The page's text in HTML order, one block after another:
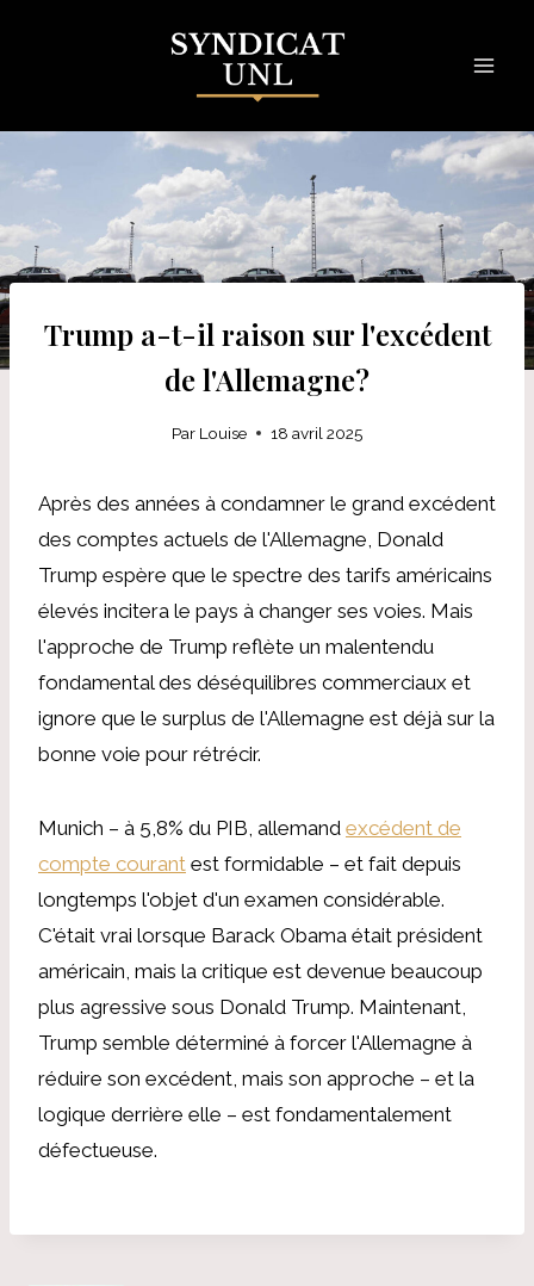
Trump a-t-il raison sur l'excédent
de l'Allemagne?
Par Louise 18 avril 2025
Après des années à condamner le grand excédent
des comptes actuels de l'Allemagne, Donald
Trump espère que le spectre des tarifs américains
élevés incitera le pays à changer ses voies. Mais
l'approche de Trump reflète un malentendu
fondamental des déséquilibres commerciaux et
ignore que le surplus de l'Allemagne est déjà sur la
bonne voie pour rétrécir.
Munich – à 5,8% du PIB, allemand excédent de
compte courant est formidable – et fait depuis
longtemps l'objet d'un examen considérable.
C'était vrai lorsque Barack Obama était président
américain, mais la critique est devenue beaucoup
plus agressive sous Donald Trump. Maintenant,
Trump semble déterminé à forcer l'Allemagne à
réduire son excédent, mais son approche – et la
logique derrière elle – est fondamentalement
défectueuse.